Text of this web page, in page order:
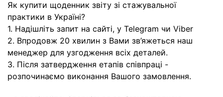
Як купити щоденник звіту зі стажувальної
практики в Україні?
1. Надішліть запит на сайті, у Telegram чи Viber
2. Впродовж 20 хвилин з Вами зв’яжеться наш
менеджер для узгодження всіх деталей.
3. Після затвердження етапів співпраці -
розпочинаємо виконання Вашого замовлення.